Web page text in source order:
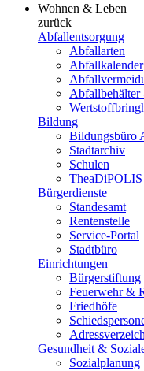
Wohnen & Leben
zurück
Abfallentsorgung
Abfallarten
Abfallkalender
Abfallbehälter
Bildung
Bildungsbüro
Stadtarchiv
Schulen
TheaDiPOLIS
Bürgerdienste
Standesamt
Rentenstelle
Service-Portal
Stadtbüro
Einrichtungen
Bürgerstiftung
Feuerwehr &
Friedhöfe
Gesundheit &
Sozialplanung